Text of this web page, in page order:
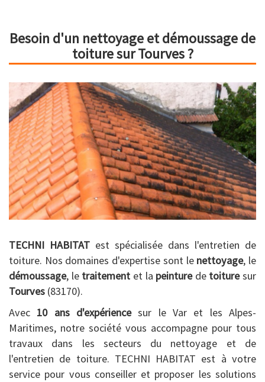
Besoin d'un nettoyage et démoussage de
toiture sur Tourves ?
TECHNI HABITAT est spécialisée dans l'entretien de
toiture. Nos domaines d'expertise sont le nettoyage, le
démoussage, le traitement et la peinturede toituresur
Tourves (83170).
Avec 10 ans d'expériencesur le Var et les Alpes-
Maritimes, notre société vous accompagne pour tous
travaux dans les secteurs du nettoyage et de
l'entretien de toiture. TECHNI HABITAT est à votre
service pour vous conseiller et proposer les solutions